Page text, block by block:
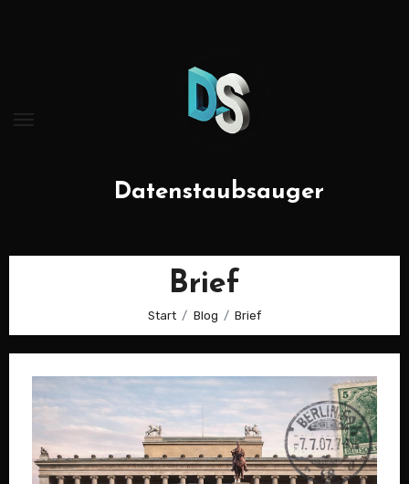
Datenstaubsauger
Brief
Start Blog Brief